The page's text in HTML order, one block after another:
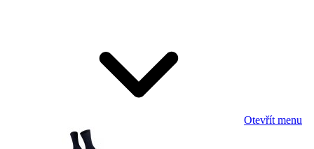
Otevřít menu